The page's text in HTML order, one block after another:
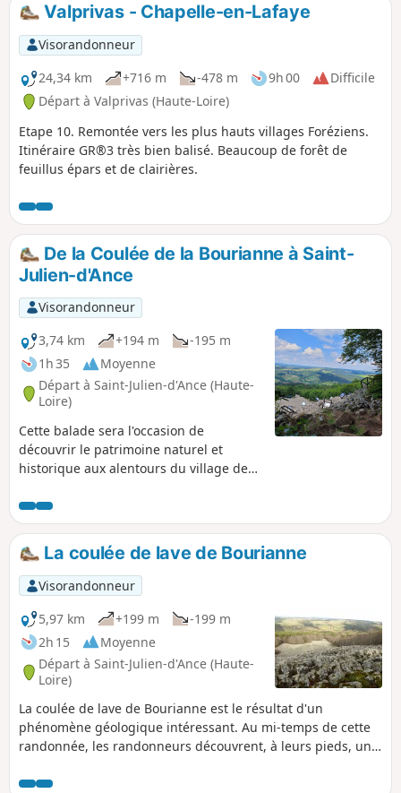
Valprivas - Chapelle-en-Lafaye
Visorandonneur
24,34 km
+716 m -478 m 9h 00
Difficile
Départ à Valprivas (Haute-Loire)
Etape 10. Remontée vers les plus hauts villages Foréziens.
Itinéraire GR®3 très bien balisé. Beaucoup de forêt de
feuillus épars et de clairières.
De la Coulée de la Bourianne à Saint-
Julien-d'Ance
Visorandonneur
3,74 km
+194 m
-195 m
1h 35
Moyenne
Départ à Saint-Julien-d'Ance (Haute-
Loire)
Cette balade sera l'occasion de
découvrir le patrimoine naturel et
historique aux alentours du village de
Coulée de la Bourianne.Randonnée
réalisée pour le projet ECHO qui a pris
fin le 1.10.2023. Elle reste toujours
réalisable pour la découverte du
patrimoine.
La coulée de lave de Bourianne
Visorandonneur
5,97 km
+199 m
-199 m
2h 15
Moyenne
Départ à Saint-Julien-d'Ance (Haute-
Loire)
La coulée de lave de Bourianne est le résultat d'un
phénomène géologique intéressant. Au mi-temps de cette
randonnée, les randonneurs découvrent, à leurs pieds, un
du Forez.